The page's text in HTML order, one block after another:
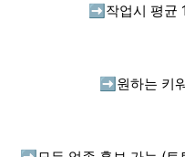
➡️ 작업시 평균
➡️ 원하는 키